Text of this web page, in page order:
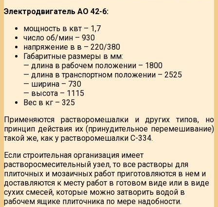
Электродвигатель АО 42-6:
мощность в квт – 1,7
число об/мин – 930
напряжение в в – 220/380
Габаритные размеры в мм:
— длина в рабочем положении – 1800
— длина в транспортном положении – 2525
— ширина – 730
— высота – 1115
Вес в кг – 325
Применяются растворомешалки и других типов, но
принцип действия их (принудительное перемешивание)
такой же, как у растворомешалки С-334.
Если строительная организация имеет
растворосмесительный узел, то все растворы для
плиточных и мозаичных работ приготовляются в нем и
доставляются к месту работ в готовом виде или в виде
сухих смесей, которые можно затворить водой в
рабочем ящике плиточника по мере надобности.